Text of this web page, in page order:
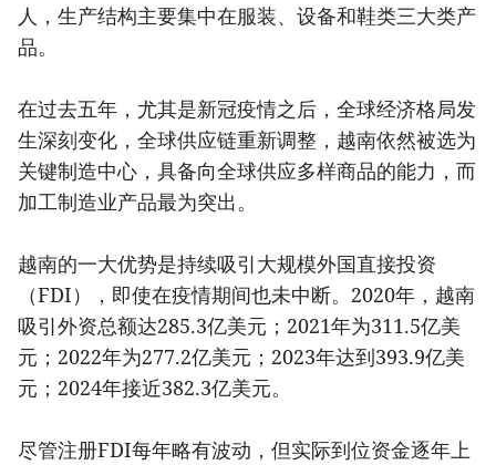
人，生产结构主要集中在服装、设备和鞋类三大类产
品。
在过去五年，尤其是新冠疫情之后，全球经济格局发
生深刻变化，全球供应链重新调整，越南依然被选为
关键制造中心，具备向全球供应多样商品的能力，而
加工制造业产品最为突出。
越南的一大优势是持续吸引大规模外国直接投资
（FDI），即使在疫情期间也未中断。2020年，越南
吸引外资总额达285.3亿美元；2021年为311.5亿美
元；2022年为277.2亿美元；2023年达到393.9亿美
元；2024年接近382.3亿美元。
尽管注册FDI每年略有波动，但实际到位资金逐年上